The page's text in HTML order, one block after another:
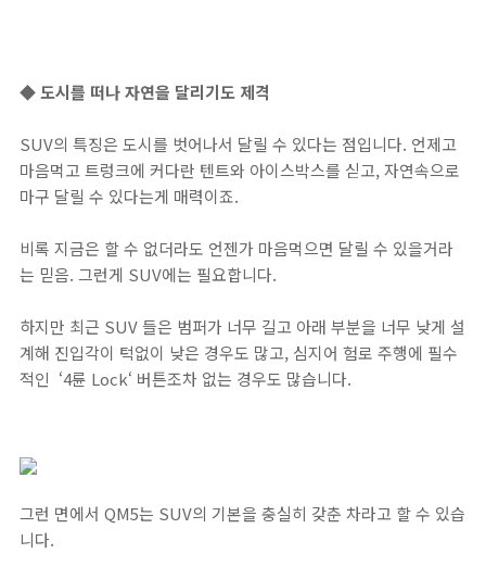
◆ 도시를 떠나 자연을 달리기도 제격
SUV의 특징은 도시를 벗어나서 달릴 수 있다는 점입니다. 언제고
마음먹고 트렁크에 커다란 텐트와 아이스박스를 싣고, 자연속으로
마구 달릴 수 있다는게 매력이죠.
비록 지금은 할 수 없더라도 언젠가 마음먹으면 달릴 수 있을거라
는 믿음. 그런게 SUV에는 필요합니다.
하지만 최근 SUV 들은 범퍼가 너무 길고 아래 부분을 너무 낮게 설
계해 진입각이 턱없이 낮은 경우도 많고, 심지어 험로 주행에 필수
적인 ‘4륜 Lock‘ 버튼조차 없는 경우도 많습니다.
그런 면에서 QM5는 SUV의 기본을 충실히 갖춘 차라고 할 수 있습
니다.